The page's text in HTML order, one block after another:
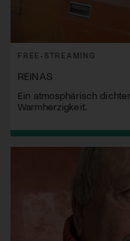
FREE-STREAMING
REINAS
Ein atmosphärisch
Warmherzigkeit.